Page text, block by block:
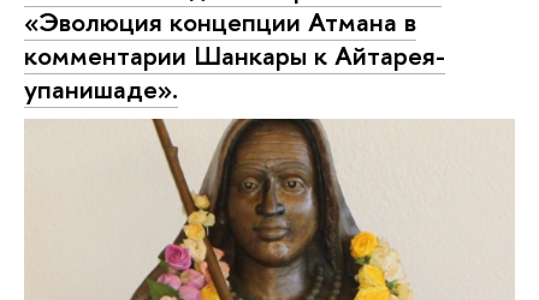
«Эволюция концепции Атмана в
комментарии Шанкары к Айтарея-
упанишаде».